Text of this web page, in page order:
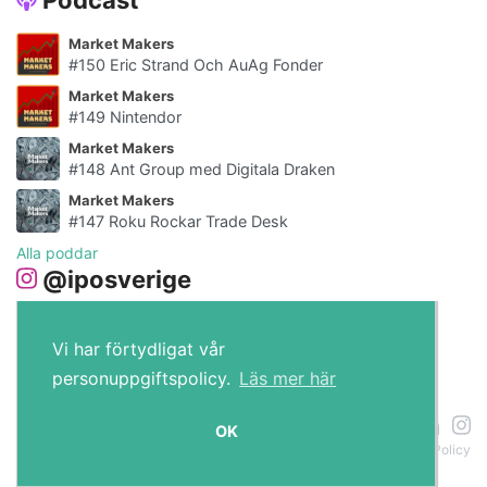
Vi har förtydligat vår
personuppgiftspolicy. Läs mer här
OK
Market Makers
#150 Eric Strand Och AuAg Fonder
Market Makers
#149 Nintendor
Market Makers
#148 Ant Group med Digitala Draken
Market Makers
#147 Roku Rockar Trade Desk
Alla poddar
@iposverige
Policy